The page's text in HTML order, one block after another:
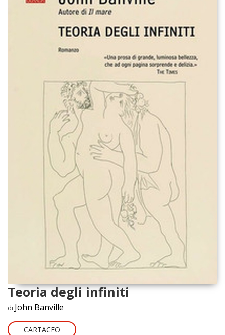
Teoria degli infiniti
di John Banville
CARTACEO